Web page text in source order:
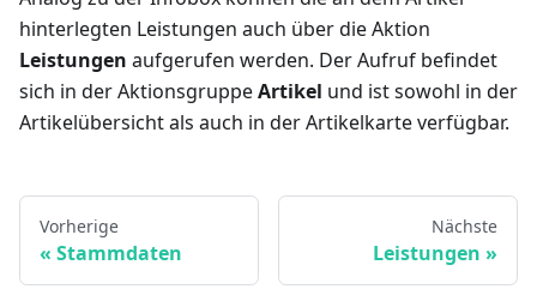
hinterlegten Leistungen auch über die Aktion
Leistungen aufgerufen werden. Der Aufruf befindet
sich in der AktionsgruppeArtikel und ist sowohl in der
Artikelübersicht als auch in der Artikelkarte verfügbar.
Vorherige
Stammdaten
Nächste
Leistungen